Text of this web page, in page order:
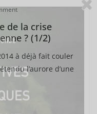
de la crise
? (1/2)
à déjà fait couler
l’aurore d’une